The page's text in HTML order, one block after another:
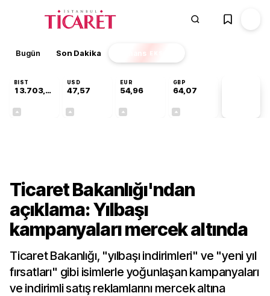
Bugün Son Dakika Finans EKSTRA
BIST
13.703,13
USD
47,57
EUR
54,96
GBP
64,07
Ticaret Bakanlığı'ndan
açıklama: Yılbaşı
kampanyaları mercek altında
Ticaret Bakanlığı, "yılbaşı indirimleri" ve "yeni yıl
fırsatları" gibi isimlerle yoğunlaşan kampanyaları
ve indirimli satış reklamlarını mercek altına